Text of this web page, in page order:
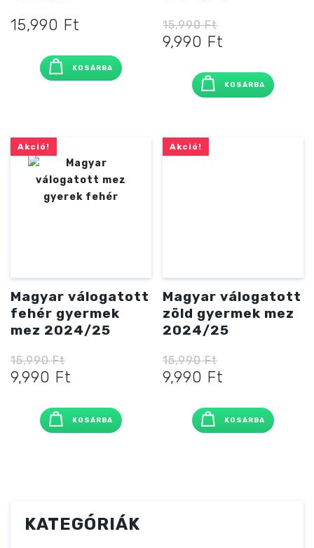
15,990 Ft
KOSÁRBA
15,990Ft
Original
was:
15,990 Ft
9,990 Ft
is:
9,990 Ft
KOSÁRBA
Akció!
Magyar válogatott
fehér gyermek
mez 2024/25
15,990Ft
Original
was:
15,990 Ft
9,990 Ft
is:
9,990 Ft
KOSÁRBA
Akció!
Magyar válogatott
zöld gyermek mez
2024/25
15,990Ft
Original
was:
15,990 Ft
9,990 Ft
is:
9,990 Ft
KOSÁRBA
KATEGÓRIÁK